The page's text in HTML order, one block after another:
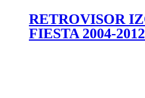
RETROVISOR
FIESTA 2004-